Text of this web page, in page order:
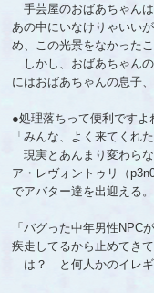
手芸屋のおばあちゃん
あの中にいなけりゃいい
め、この光景をなかったこ
しかし、おばあちゃん
にはおばあちゃんの息子
●処理落ちって便利ですよ
「みんな、よく来てくれ
現実とあんまり変わら
ア・レヴォントゥリ（
でアバター達を出迎える
「バグった中年男性NPC
疾走してるから止めてきて
は？ と何人かのイレギ